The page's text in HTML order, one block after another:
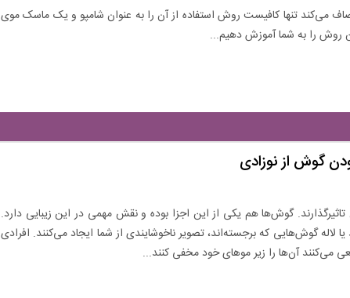
می‌کند تنها کافیست روش استفاده از آن را به عنوان شامپو و یک ماسک موی
روش را به شما آموزش دهیم...
گوش از نوزادی
گوش‌ها هم یکی از این اجزا بوده و نقش مهمی در این زیبایی دارد.
لاله گوش‌هایی که برجسته‌اند، تصویر ناخوشایندی از شما ایجاد می‌کنند. افرادی
می‌کنند آن‌ها را زیر موهای خود مخفی کنند...